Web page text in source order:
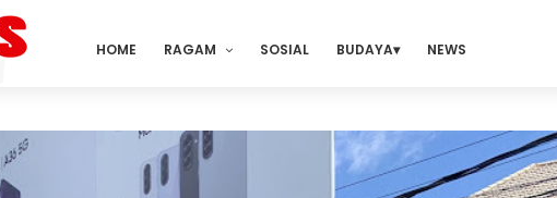
HOME RAGAM SOSIAL BUDAYA NEWS